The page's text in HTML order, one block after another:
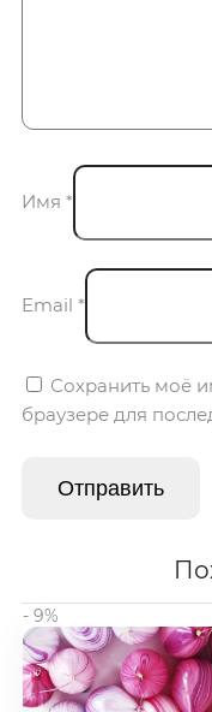
Имя *
Email *
Сохранить моё
браузере для
- 9%